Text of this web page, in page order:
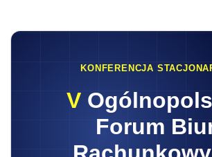
KONFERENCJA
V
Forum